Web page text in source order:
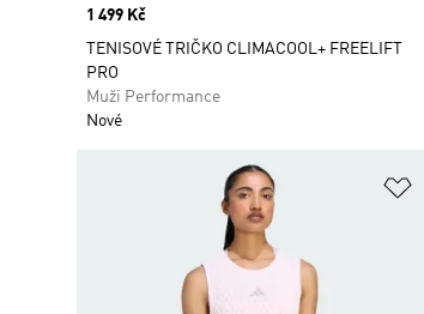
Price
1 499 Kč
TENISOVÉ TRIČKO CLIMACOOL+ FREELIFT
PRO
Muži Performance
Nové